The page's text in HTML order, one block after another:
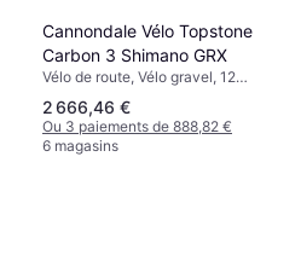
Cannondale Vélo Topstone
Carbon 3 Shimano GRX
Vélo de route, Vélo gravel, 12
2 666,46 €
Ou 3 paiements de 888,82 €
6 magasins